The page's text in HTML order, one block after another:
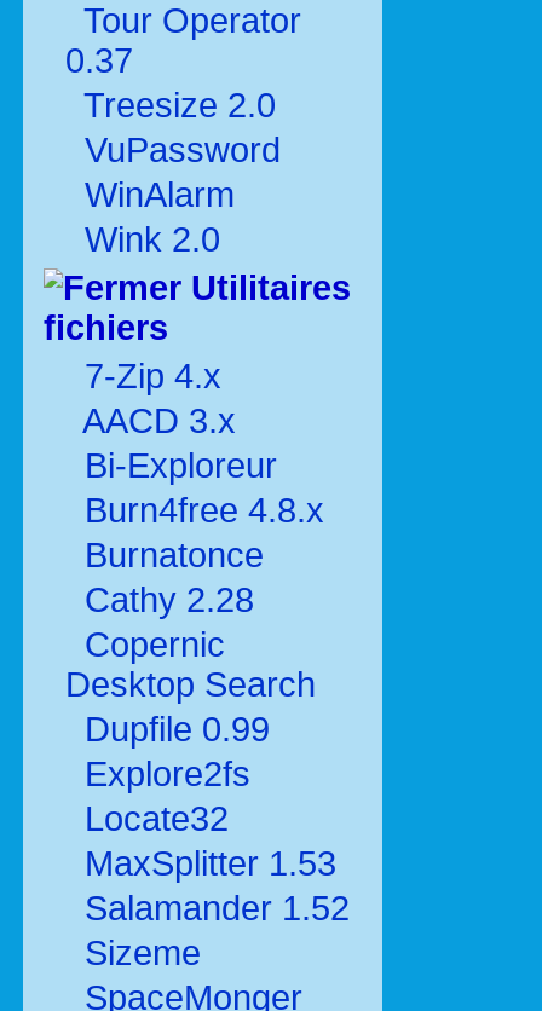
Tour Operator
0.37
Treesize 2.0
VuPassword
WinAlarm
Wink 2.0
Utilitaires
fichiers
7-Zip 4.x
AACD 3.x
Bi-Exploreur
Burn4free 4.8.x
Burnatonce
Cathy 2.28
Copernic
Desktop Search
Dupfile 0.99
Explore2fs
Locate32
MaxSplitter 1.53
Salamander 1.52
Sizeme
SpaceMonger